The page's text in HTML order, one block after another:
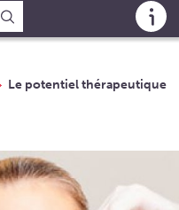
Le potentiel thérapeutique